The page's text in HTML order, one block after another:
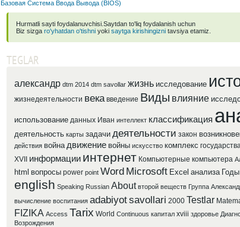
Базовая Система Ввода Вывода (BIOS)
Hurmatli sayti foydalanuvchisi.Saytdan to'liq foydalanish uchun
Biz sizga ro'yhatdan o'tishniyoki saytga kirishingiznitavsiya etamiz.
TEGLAR
александр dtm 2014 dtm savollar жизнь исследование
жизнедеятельности века введение Виды влияние
использование данных Иван интеллект классификация
деятельность карты задачи деятельности закон
действия война движение войны искусство комплекс
XVII
информации интернет Компьютерные компьютера
html вопросы power point Word Microsoft Excel анализа Годы
english Speaking Russian About второй веществ Группа
вычисление воспитания adabiyotsavollari 2000 Testlar
FIZIKA Access Tarix World Continuous капитал xviii здоровье
Возрождения